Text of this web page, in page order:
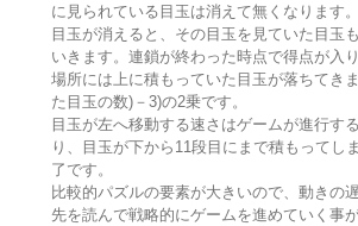
に見られている目玉は消えて無くなります。
目玉が消えると、その目玉を見ていた目玉
いきます。連鎖が終わった時点で得点が入
場所には上に積もっていた目玉が落ちてき
た目玉の数)－3)の2乗です。
目玉が左へ移動する速さはゲームが進行す
り、目玉が下から11段目にまで積もってし
了です。
比較的パズルの要素が大きいので、動きの
先を読んで戦略的にゲームを進めていく事